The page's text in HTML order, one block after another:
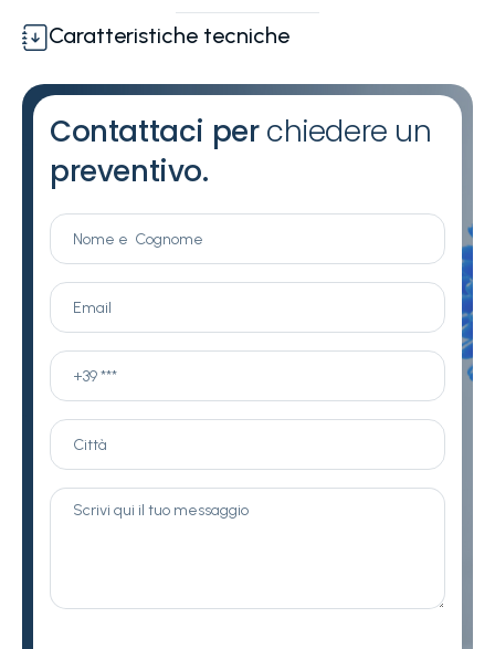
Caratteristiche tecniche
Contattaci perchiedere un
preventivo.